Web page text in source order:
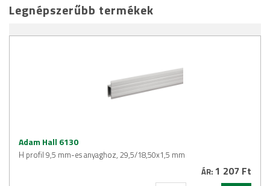
Legnépszerűbb termékek
Adam Hall 6130
H profil 9,5 mm-es anyaghoz, 29,5/18,50x1,5 mm
ÁR: 1 207 Ft